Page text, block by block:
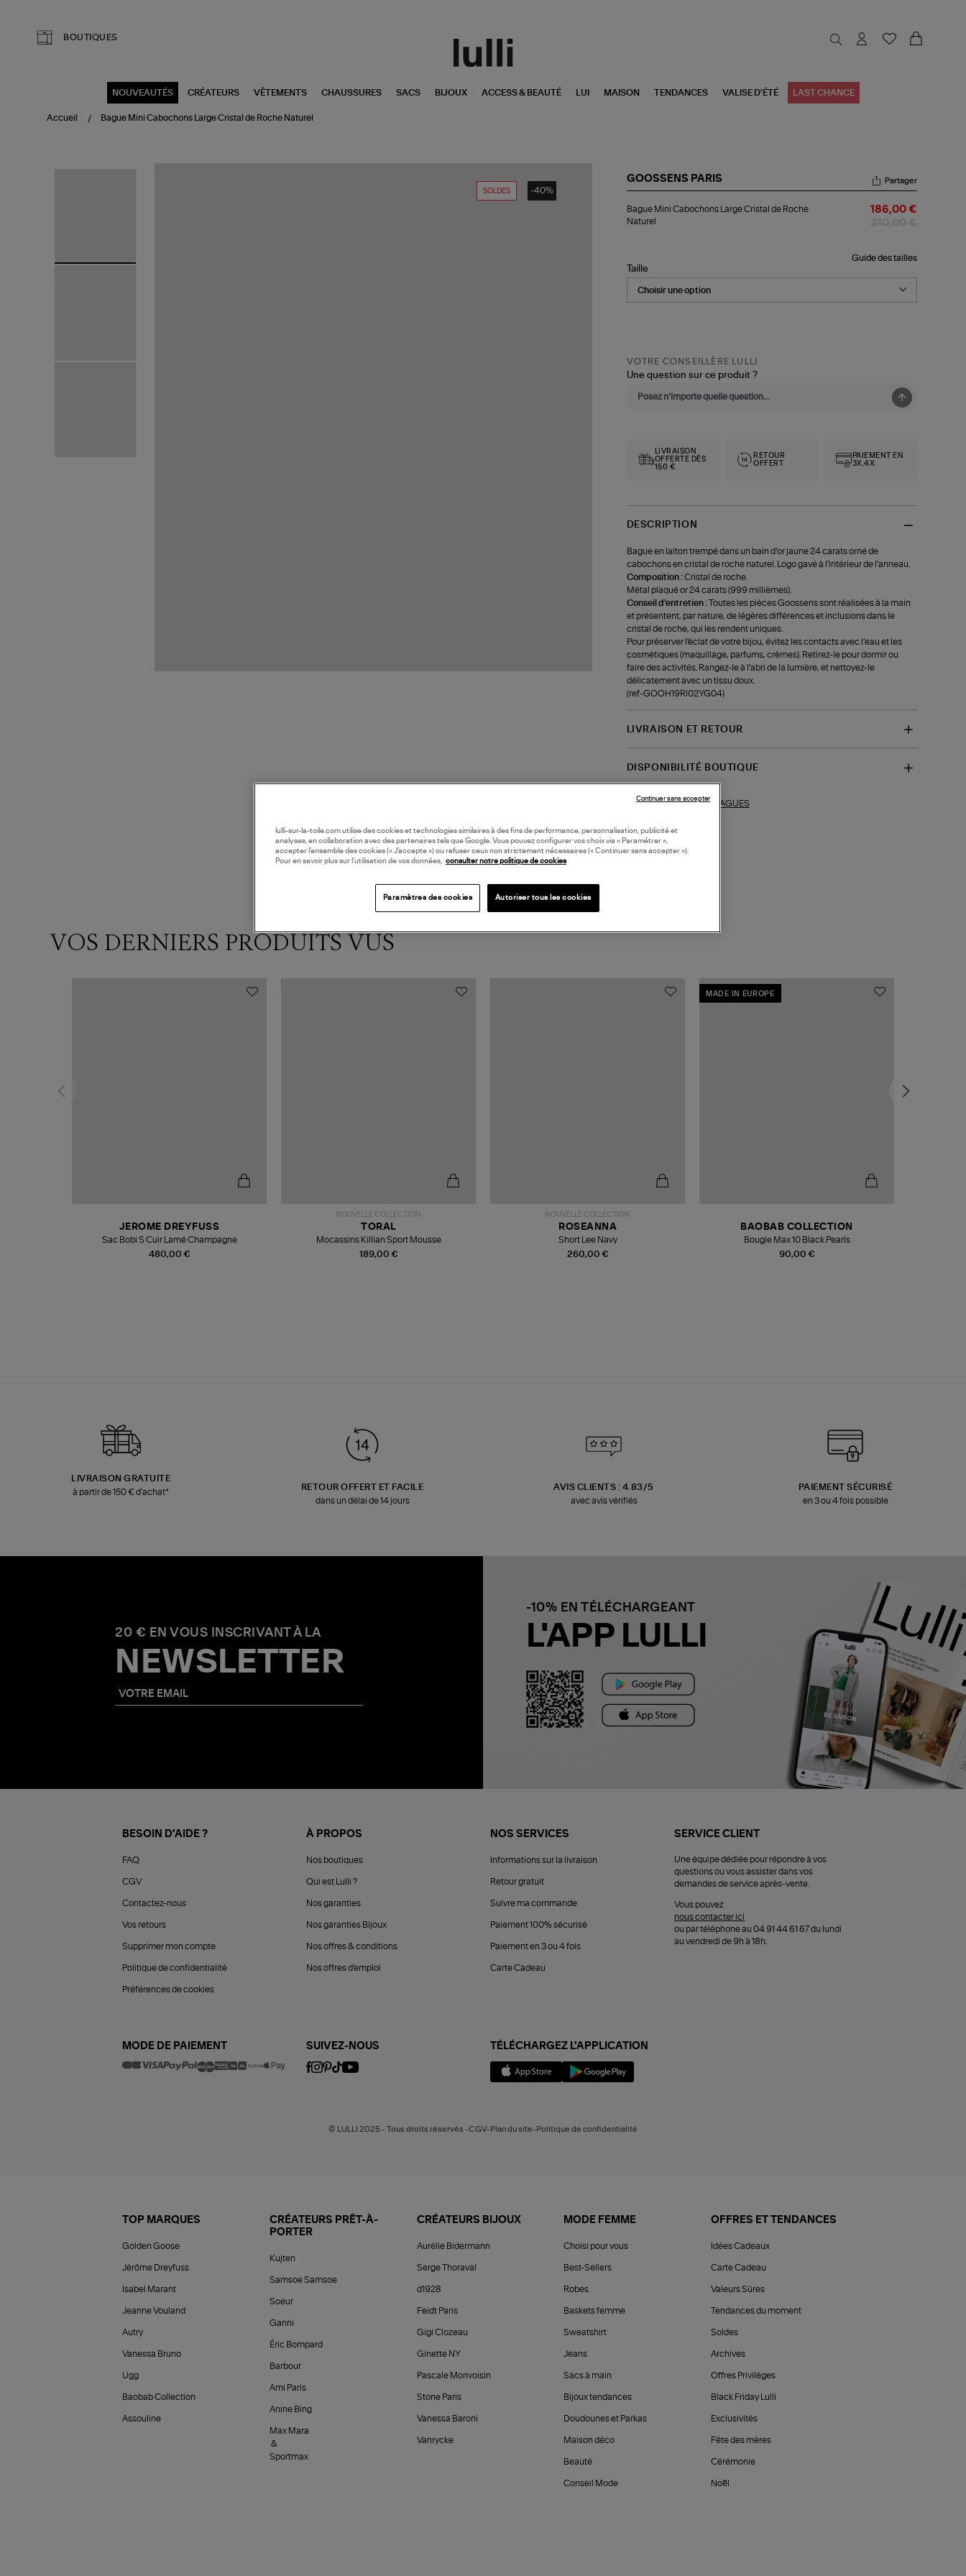
BOUTIQUES
NOUVEAUTÉS CRÉATEURS VÊTEMENTS CHAUSSURES SACS BIJOUX ACCESS & BEAUTÉ LUI MAISON TENDANCES VALISE D'ÉTÉ LAST CHANCE
Accueil Bague Mini Cabochons Large Cristal de Roche Naturel
SOLDES -40%
GOOSSENS PARIS
Mini
Cabochons
Roche
Naturel
Partager
Bague Mini Cabochons Large Cristal de Roche
Naturel
186,00 €
Guide des tailles
Taille
VOTRE CONSEILLÈRE LULLI
Une question sur ce produit ?
LIVRAISON
OFFERTE DÈS
150 €
RETOUR
OFFERT
PAIEMENT EN
3X,4X
DESCRIPTION
Bague en laiton trempé dans un bain d’or jaune 24 carats orné de
cabochons en cristal de roche naturel. Logo gavé à l'intérieur de l'anneau.
Composition :Cristal de roche.
Métal plaqué or 24 carats (999 millièmes).
Conseil d'entretien :Toutes les pièces Goossens sont réalisées à la main
et présentent, par nature, de légères différences et inclusions dans le
cristal de roche, qui les rendent uniques.
Pour préserver l'éclat de votre bijou, évitez les contacts avec l’eau et les
cosmétiques (maquillage, parfums, crèmes). Retirez-le pour dormir ou
faire des activités. Rangez-le à l'abri de la lumière, et nettoyez-le
délicatement avec un tissu doux.
(ref-GOOH19RI02YG04)
LIVRAISON ET RETOUR
DISPONIBILITÉ BOUTIQUE
Collections similaires : BAGUES
VOS DERNIERS PRODUITS VUS
480,00 €
JEROME DREYFUSS
Sac Bobi S Cuir Lamé Champagne
NOUVELLE COLLECTION
189,00 €
TORAL
Mocassins Killian Sport Mousse
NOUVELLE COLLECTION
260,00 €
ROSEANNA
Short Lee Navy
MADE IN EUROPE
90,00 €
BAOBAB COLLECTION
Bougie Max 10 Black Pearls
LIVRAISON GRATUITE
à partir de 150 € d'achat*
RETOUR OFFERT ET FACILE
dans un délai de 14 jours
AVIS CLIENTS : 4.83/5
avec avis vérifiés
PAIEMENT SÉCURISÉ
en 3 ou 4 fois possible
20 € EN VOUS INSCRIVANT À LA
NEWSLETTER
-10% EN TÉLÉCHARGEANT
L'APP LULLI
BESOIN D'AIDE ?
FAQ
CGV
Contactez-nous
Vos retours
Supprimer mon compte
Politique de confidentialité
Préférences de cookies
À PROPOS
Nos boutiques
Qui est Lulli ?
Nos garanties
Nos garanties Bijoux
Nos offres & conditions
Nos offres d'emploi
NOS SERVICES
Informations sur la livraison
Retour gratuit
Suivre ma commande
Paiement 100% sécurisé
Paiement en 3 ou 4 fois
Carte Cadeau
SERVICE CLIENT
Une équipe dédiée pour répondre à vos
questions ou vous assister dans vos
demandes de service après-vente.
Vous pouvez
nous contacter ici
ou par téléphone au 04 91 44 61 67 du lundi
au vendredi de 9h à 18h.
MODE DE PAIEMENT SUIVEZ-NOUS TÉLÉCHARGEZ L'APPLICATION
© LULLI 2025 - Tous droits réservés -CGV-Plan du site-Politique de confidentialité
TOP MARQUES
Golden Goose
Jérôme Dreyfuss
Isabel Marant
Jeanne Vouland
Autry
Vanessa Bruno
Ugg
Baobab Collection
Assouline
CRÉATEURS PRÊT-À-
PORTER
Kujten
Samsoe Samsoe
Soeur
Ganni
Éric Bompard
Barbour
Ami Paris
Anine Bing
Max Mara
&
Sportmax
CRÉATEURS BIJOUX
Aurélie Bidermann
Serge Thoraval
d1928
Feidt Paris
Gigi Clozeau
Ginette NY
Pascale Monvoisin
Stone Paris
Vanessa Baroni
Vanrycke
MODE FEMME
Choisi pour vous
Best-Sellers
Robes
Baskets femme
Sweatshirt
Jeans
Sacs à main
Bijoux tendances
Doudounes et Parkas
Maison déco
Beauté
Conseil Mode
OFFRES ET TENDANCES
Idées Cadeaux
Carte Cadeau
Valeurs Sûres
Tendances du moment
Soldes
Archives
Offres Privilèges
Black Friday Lulli
Exclusivités
Fête des mères
Cérémonie
Noël
lulli-sur-la-toile.com utilise des cookies et technologies similaires à des fins de performance, personnalisation, publicité et
analyses, en collaboration avec des partenaires tels que Google. Vous pouvez configurer vos choix via « Paramétrer »,
accepter l’ensemble des cookies (« J’accepte ») ou refuser ceux non strictement nécessaires (« Continuer sans accepter »).
Pour en savoir plus sur l’utilisation de vos données, consulter notre politique de cookies
Paramètres des cookies Autoriser tous les cookies
Continuer sans accepter